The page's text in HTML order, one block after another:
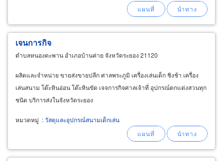
เจนการกิจ
ตำบลหนองตะพาน อำเภอบ้านค่าย จังหวัดระยอง 21120
ผลิตและจำหน่าย ขายส่งขายปลีก ศาลพระภูมิ เครื่องเล่นเด็ก ชิงช้า เครื่อง
เล่นสนาม โต๊ะหินอ่อน โต๊ะหินขัด เจจการกิจศาลเจ้าที่ อุปกรณ์ตกแต่งสวนทุก
ชนิด บริการส่งในจังหวัดระยอง
หมวดหมู่ :วัสดุและอุปกรณ์สนามเด็กเล่น